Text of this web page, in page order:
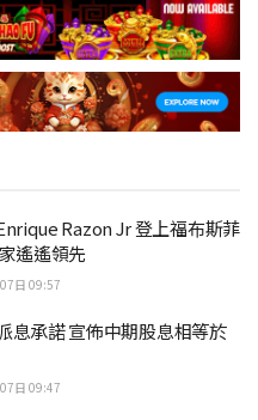
Razon Jr 登上福布斯菲
遙遙領先
日 09:57
息承諾 宣佈中期股息相等於
日 09:47